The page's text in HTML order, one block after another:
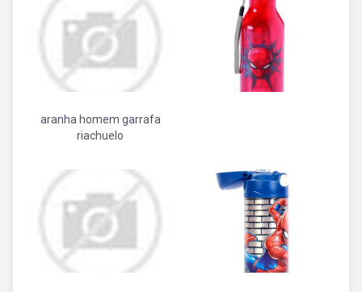
aranha homem garrafa
riachuelo